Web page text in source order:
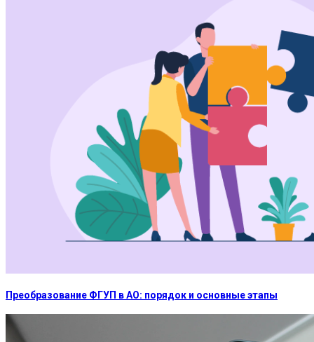
Преобразование ФГУП в АО: порядок и основные этапы